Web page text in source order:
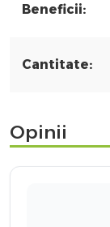
Beneficii:
Cantitate:
Opinii